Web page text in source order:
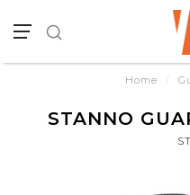
Home /
STANNO